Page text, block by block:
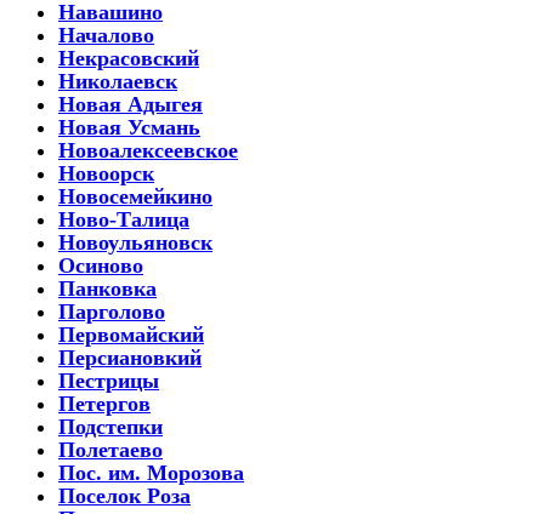
Навашино
Началово
Некрасовский
Николаевск
Новая Адыгея
Новая Усмань
Новоалексеевское
Новоорск
Новосемейкино
Ново-Талица
Новоульяновск
Осиново
Панковка
Парголово
Первомайский
Персиановкий
Пестрицы
Петергов
Подстепки
Полетаево
Пос. им. Морозова
Поселок Роза